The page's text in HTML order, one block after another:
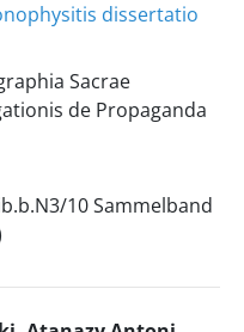
dissertatio
Sacrae
de Propaganda
10 Sammelband